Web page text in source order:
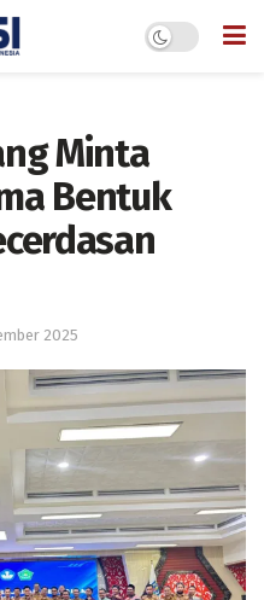
Minta
Bentuk
2025